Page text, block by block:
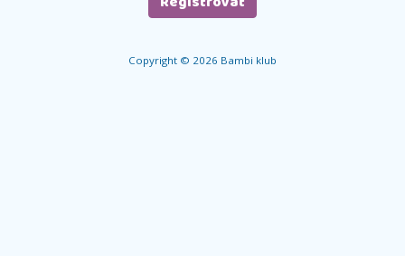
Copyright © 2026 Bambi klub